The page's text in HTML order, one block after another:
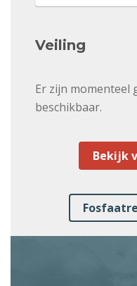
Veiling
Er zijn momenteel
beschikbaar.
Bekijk